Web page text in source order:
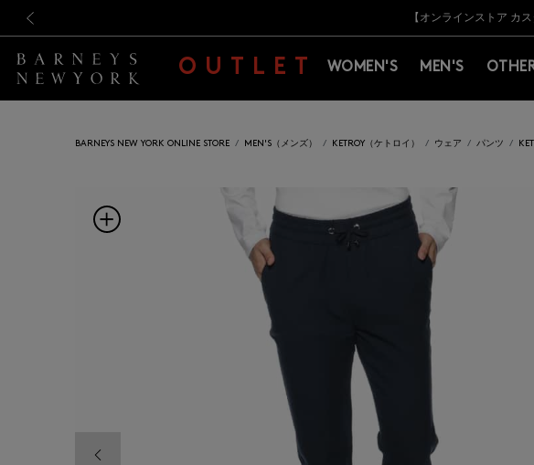
新規登録のお客様も対象！＜MY BARNEYS＞会員
【夏季休
【オンラインストア カ
【夏季休業に伴
熊本県を中心
【開催
新規登録のお客様も対象！＜MY BARNEYS＞会員
【夏季休
OUTLET WOMEN'S MEN'S
BARNEYS NEW YORK ONLINE STORE MEN'S（メンズ） KETROY（ケトロイ） ウェア パンツ